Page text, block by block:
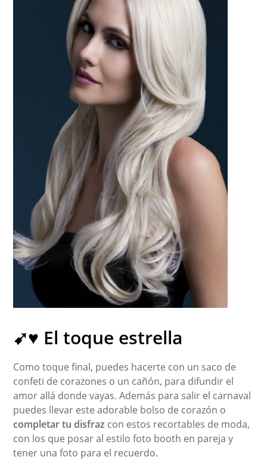
➹♥ El toque estrella
Como toque final, puedes hacerte con un saco de
confeti de corazones o un cañón, para difundir el
amor allá donde vayas. Además para salir el carnaval
puedes llevar este adorable bolso de corazón o
completar tu disfraz con estos recortables de moda,
con los que posar al estilo foto booth en pareja y
tener una foto para el recuerdo.